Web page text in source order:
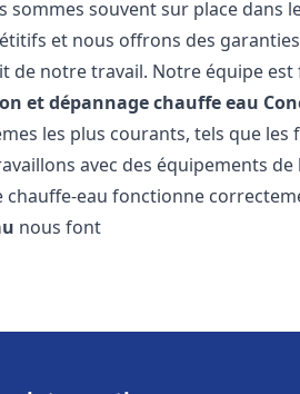
sommes souvent sur place dans
et nous offrons des
de notre travail. Notre équipe
et dépannage chauffe eau
les plus courants, tels que les
avec des équipements
chauffe-eau fonctionne
nous font